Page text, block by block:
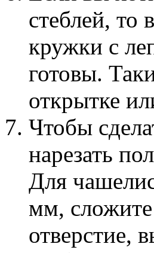
стеблей, то
кружки с
готовы.
открытке
Чтобы
нарезать
Для
мм, сложите
отверстие,